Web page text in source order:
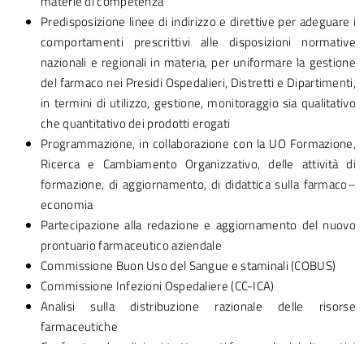
Predisposizione linee di indirizzo e direttive per adeguare i
comportamenti prescrittivi alle disposizioni normative
nazionali e regionali in materia, per uniformare la gestione
del farmaco nei Presidi Ospedalieri, Distretti e Dipartimenti,
in termini di utilizzo, gestione, monitoraggio sia qualitativo
che quantitativo dei prodotti erogati
Programmazione, in collaborazione con la UO Formazione,
Ricerca e Cambiamento Organizzativo, delle attività di
formazione, di aggiornamento, di didattica sulla farmaco–
economia
Partecipazione alla redazione e aggiornamento del nuovo
prontuario farmaceutico aziendale
Commissione Buon Uso del Sangue e staminali (COBUS)
Commissione Infezioni Ospedaliere (CC-ICA)
Analisi sulla distribuzione razionale delle risorse
farmaceutiche